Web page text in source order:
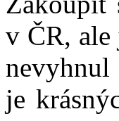
v ČR, ale
nevyhnul
je